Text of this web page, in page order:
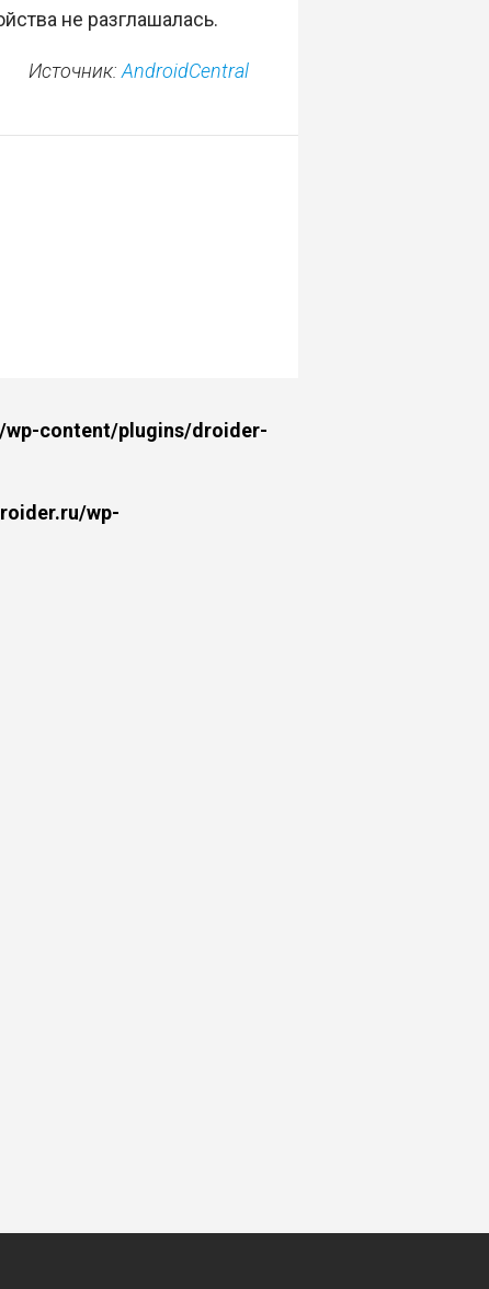
не разглашалась.
Источник:AndroidCentral
content/plugins/droider-
wp-